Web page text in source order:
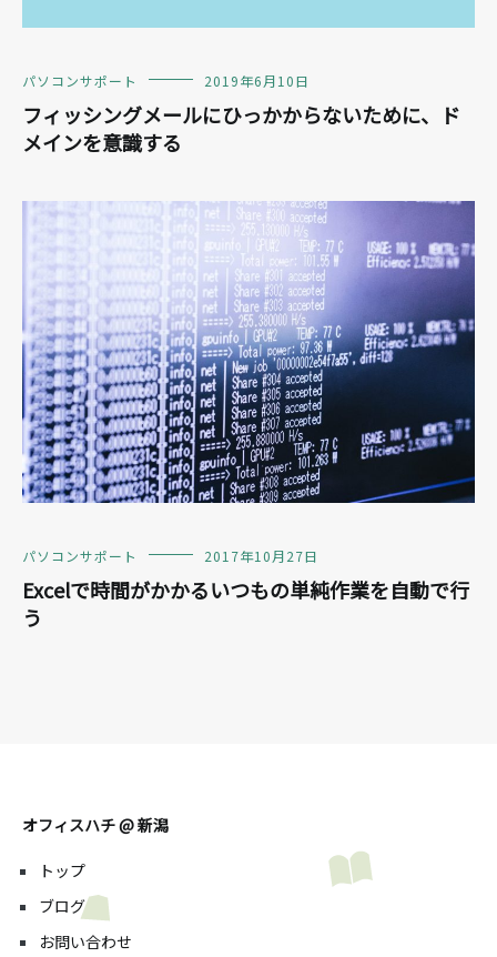
パソコンサポート 2019年6月10日
フィッシングメールにひっかからないために、ド
メインを意識する
パソコンサポート 2017年10月27日
Excelで時間がかかるいつもの単純作業を自動で行
う
オフィスハチ @ 新潟
トップ
ブログ
お問い合わせ